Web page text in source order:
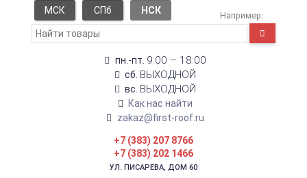
МСК СПб НСК Например:
пн.-пт. 9:00 – 18:00
сб. ВЫХОДНОЙ
вс. ВЫХОДНОЙ
Как нас найти
zakaz@first-roof.ru
+7 (383) 207 8766
+7 (383) 202 1466
УЛ. ПИСАРЕВА, ДОМ 60